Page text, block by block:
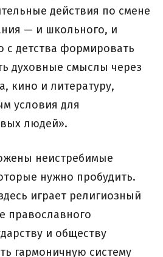
действия по смене
— и школьного, и
с детства формировать
духовные смыслы через
кино и литературу,
условия для
людей».
неистребимые
нужно пробудить.
играет религиозный
православного
и обществу
гармоничную систему